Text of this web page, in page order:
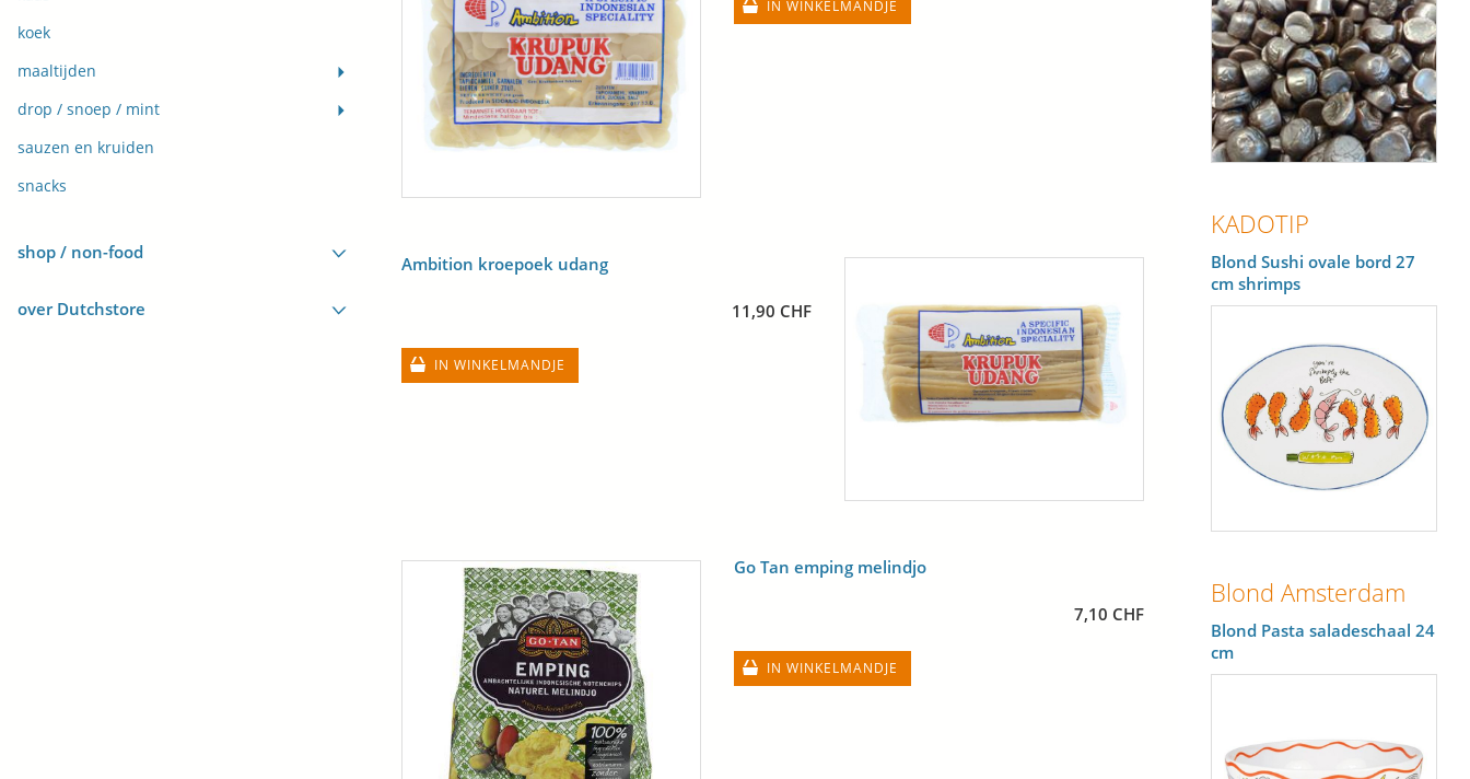
koek
maaltijden
drop / snoep / mint
sauzen en kruiden
snacks
shop / non-food
over Dutchstore
IN WINKELMANDJE
Ambition kroepoek udang
11,90 CHF
IN WINKELMANDJE
Go Tan emping melindjo
7,10 CHF
IN WINKELMANDJE
KADOTIP
Blond Sushi ovale bord 27
cm shrimps
Blond Amsterdam
Blond Pasta saladeschaal 24
cm